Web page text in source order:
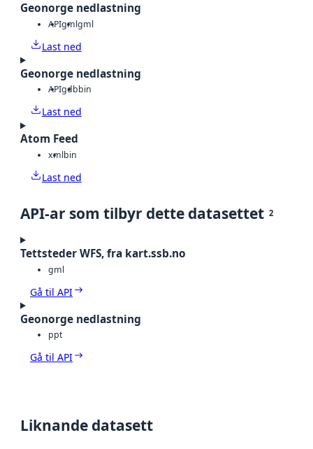
Geonorge nedlastning
APIgmlgml
Last ned
Geonorge nedlastning
APIgdbbin
Last ned
Atom Feed
xmlbin
Last ned
API-ar som tilbyr dette datasettet 2
Tettsteder WFS, fra kart.ssb.no
gml
Gå til API
Geonorge nedlastning
ppt
Gå til API
Liknande datasett